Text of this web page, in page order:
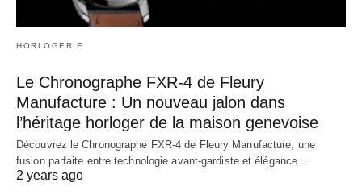
HORLOGERIE
Le Chronographe FXR-4 de Fleury
Manufacture : Un nouveau jalon dans
l’héritage horloger de la maison genevoise
Découvrez le Chronographe FXR-4 de Fleury Manufacture, une
fusion parfaite entre technologie avant-gardiste et élégance…
2 years ago